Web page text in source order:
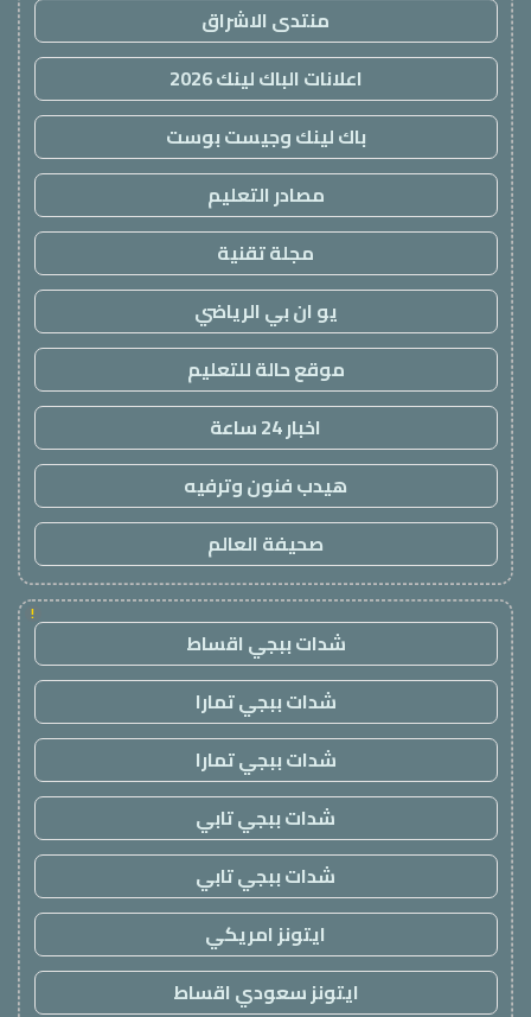
منتدى الاشراق
اعلانات الباك لينك 2026
باك لينك وجيست بوست
مصادر التعليم
مجلة تقنية
يو ان بي الرياضي
موقع حالة للتعليم
اخبار 24 ساعة
هيدب فنون وترفيه
صحيفة العالم
!
شدات ببجي اقساط
شدات ببجي تمارا
شدات ببجي تمارا
شدات ببجي تابي
شدات ببجي تابي
ايتونز امريكي
ايتونز سعودي اقساط